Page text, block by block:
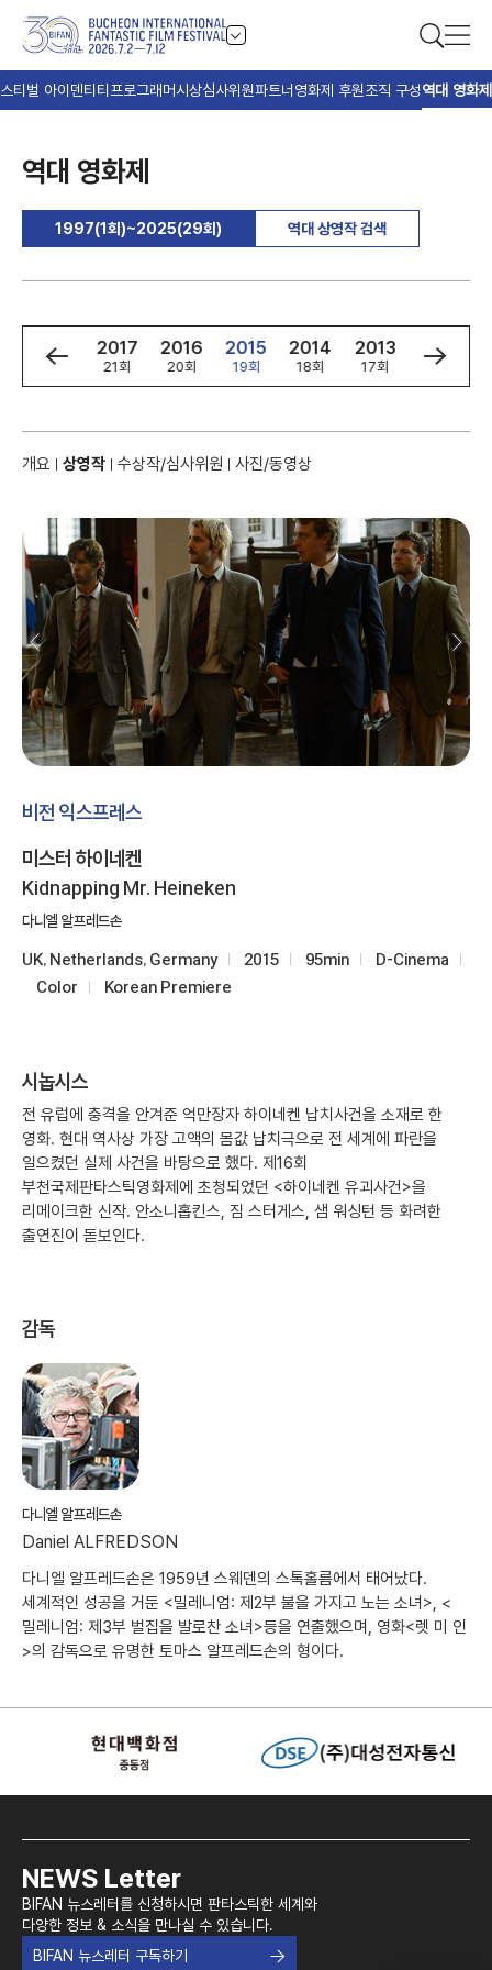
티벌 아이덴티티 프로그래머시상심사위원파트너 영화제 후원조직 구성역대 영화제
역대 영화제
1997(1회)~2025(29회) 역대 상영작 검색
2018
22회
2017
21회
2016
20회
2015
19회
2014
18회
2013
17회
2012
16회
개요 상영작 수상작/심사위원 사진/동영상
비전 익스프레스
미스터 하이네켄
Kidnapping Mr. Heineken
다니엘 알프레드손
UK, Netherlands, Germany 2015 95min
D-Cinema
Color
Korean Premiere
시놉시스
전 유럽에 충격을 안겨준 억만장자 하이네켄 납치사건을 소재로 한
영화. 현대 역사상 가장 고액의 몸값 납치극으로 전 세계에 파란을
일으켰던 실제 사건을 바탕으로 했다. 제16회
부천국제판타스틱영화제에 초청되었던 <하이네켄 유괴사건>을
리메이크한 신작. 안소니홉킨스, 짐 스터게스, 샘 워싱턴 등 화려한
출연진이 돋보인다.
감독
다니엘 알프레드손
Daniel ALFREDSON
다니엘 알프레드손은 1959년 스웨덴의 스톡홀름에서 태어났다.
세계적인 성공을 거둔 <밀레니엄: 제2부 불을 가지고 노는 소녀>, <
밀레니엄: 제3부 벌집을 발로찬 소녀>등을 연출했으며, 영화<렛 미 인
>의 감독으로 유명한 토마스 알프레드손의 형이다.
NEWS Letter
BIFAN 뉴스레터를 신청하시면 판타스틱한 세계와
다양한 정보 & 소식을 만나실 수 있습니다.
BIFAN 뉴스레터 구독하기